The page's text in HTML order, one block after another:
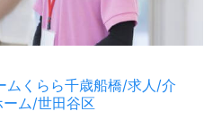
ムくらら千歳船橋/求人/介
ム/世田谷区